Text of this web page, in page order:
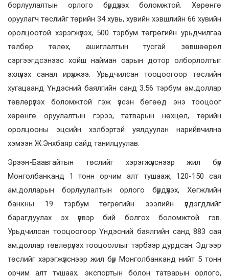
борлуулалтын орлого бүрдүүлэх боломжтой. Хөрөнгө
оруулагч төслийг төрийн 34 хувь, хувийн хэвшлийн 66 хувийн
оролцоотой хэрэгжүүлэх, 500 тэрбум төгрөгийн урьдчилгаа
төлбөр төлөх, ашиглалтын тусгай зөвшөөрөл
сэргээгдсэнээс хойш найман сарын дотор олборлолтыг
эхлүүлэх санал ирүүлжээ. Урьдчилсан тооцоогоор төслийн
хугацаанд Үндэсний баялгийн санд 3.56 тэрбум ам.доллар
төвлөрүүлэх боломжтой гэж үзсэн бөгөөд энэ тооцоог
хөрөнгө оруулалтын гэрээ, татварын нөхцөл, төрийн
оролцооны эцсийн хэлбэртэй уялдуулан нарийвчилна
хэмээн Ж.Энхбаяр сайд танилцуулав.
Эрээн-Баавгайтын төслийг хэрэгжүүлснээр жил бүр
Монголбанканд 1 тонн орчим алт тушааж, 120-150 сая
ам.долларын борлуулалтын орлого бүрдүүлэх, Хөгжлийн
банкны 19 тэрбум төгрөгийн зээлийн үлдэгдлийг
барагдуулах эх үүсвэр бий болгох боломжтой гэв.
Урьдчилсан тооцоогоор Үндэсний баялгийн санд 883 сая
ам.доллар төвлөрүүлэх тооцооллыг тэрбээр дурдсан. Эдгээр
төслийг хэрэгжүүлснээр жил бүр Монголбанканд нийт 5 тонн
орчим алт тушаах, экспортын болон татварын орлого,